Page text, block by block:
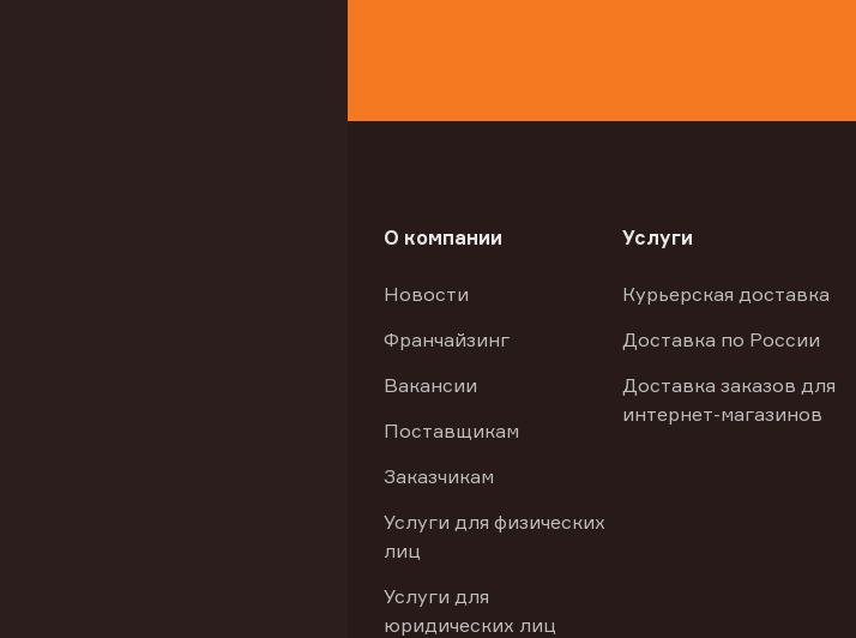
О компании
Новости
Франчайзинг
Вакансии
Поставщикам
Заказчикам
Услуги для физических
лиц
Услуги для
юридических лиц
Услуги
Курьерская доставка
Доставка по России
Доставка заказов для
интернет-магазинов